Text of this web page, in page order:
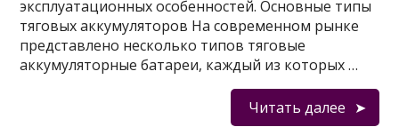
эксплуатационных особенностей. Основные типы
тяговых аккумуляторов На современном рынке
представлено несколько типов тяговые
аккумуляторные батареи, каждый из которых …
Читать далее